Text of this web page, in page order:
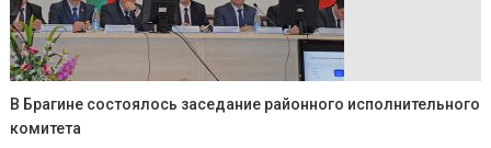
В Брагине состоялось заседание районного исполнительного
комитета